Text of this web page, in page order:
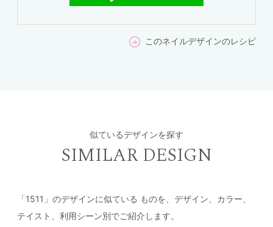
このネイルデザインのレシピ
似ているデザインを探す
SIMILAR DESIGN
「1511」のデザインに似ている ものを、デザイン、カラー、
テイスト、利用シーン別でご紹介します。